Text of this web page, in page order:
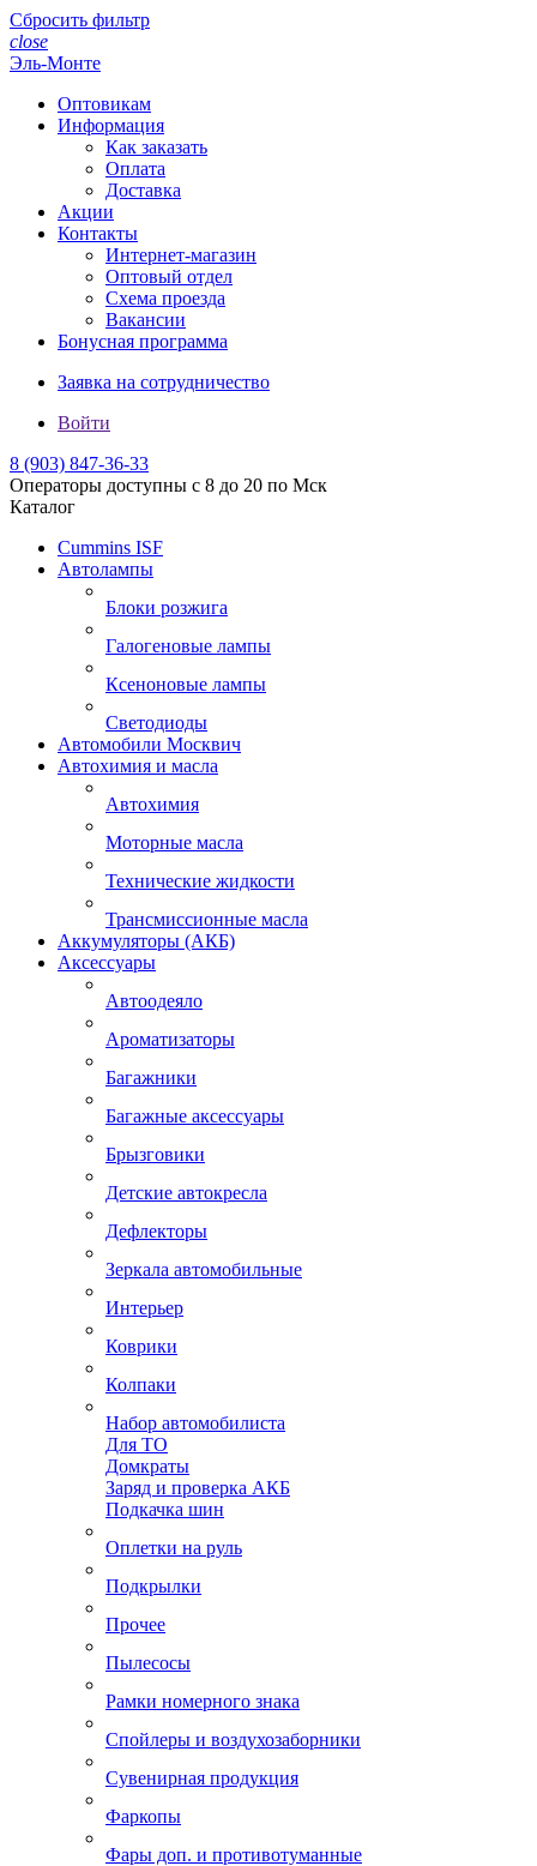
Сбросить фильтр
close
Эль-Монте
Оптовикам
Информация
Как заказать
Оплата
Доставка
Акции
Контакты
Интернет-магазин
Оптовый отдел
Схема проезда
Вакансии
Бонусная программа
Заявка на сотрудничество
Войти
8 (903) 847-36-33
Операторы доступны с 8 до 20 по Мск
Каталог
Cummins ISF
Автолампы
Блоки розжига
Галогеновые лампы
Ксеноновые лампы
Светодиоды
Автомобили Москвич
Автохимия и масла
Автохимия
Моторные масла
Технические жидкости
Трансмиссионные масла
Аккумуляторы (АКБ)
Аксессуары
Автоодеяло
Ароматизаторы
Багажники
Багажные аксессуары
Брызговики
Детские автокресла
Дефлекторы
Зеркала автомобильные
Интерьер
Коврики
Колпаки
Набор автомобилиста
Для ТО
Домкраты
Заряд и проверка АКБ
Подкачка шин
Оплетки на руль
Подкрылки
Прочее
Пылесосы
Рамки номерного знака
Спойлеры и воздухозаборники
Сувенирная продукция
Фаркопы
Фары доп. и противотуманные